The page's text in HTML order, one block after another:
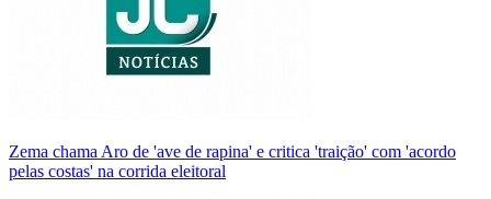
Zema chama Aro de 'ave de rapina' e critica 'traição' com 'acordo
pelas costas' na corrida eleitoral